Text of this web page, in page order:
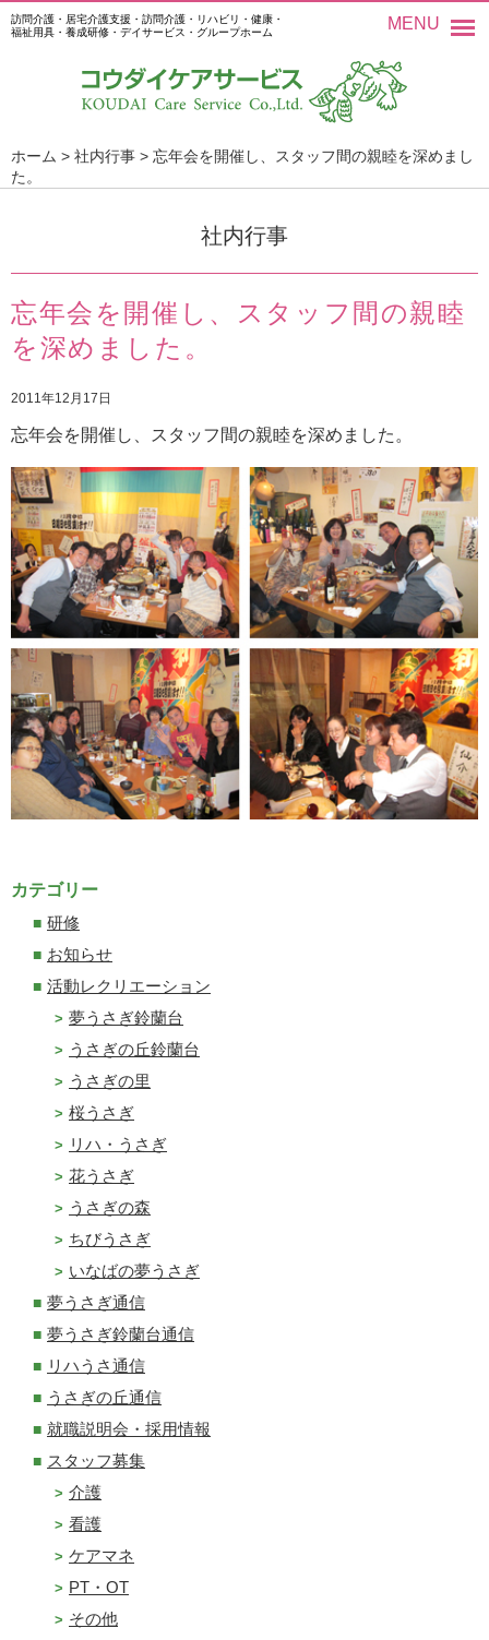
訪問介護・居宅介護支援・訪問介護・リハビリ・健康・
福祉用具・養成研修・デイサービス・グループホーム
MENU
ホーム > 社内行事 > 忘年会を開催し、スタッフ間の親睦を深めまし
た。
社内行事
忘年会を開催し、スタッフ間の親睦
を深めました。
2011年12月17日
忘年会を開催し、スタッフ間の親睦を深めました。
カテゴリー
研修
お知らせ
活動レクリエーション
夢うさぎ鈴蘭台
うさぎの丘鈴蘭台
うさぎの里
桜うさぎ
リハ・うさぎ
花うさぎ
うさぎの森
ちびうさぎ
いなばの夢うさぎ
夢うさぎ通信
夢うさぎ鈴蘭台通信
リハうさ通信
うさぎの丘通信
就職説明会・採用情報
スタッフ募集
介護
看護
ケアマネ
PT・OT
その他